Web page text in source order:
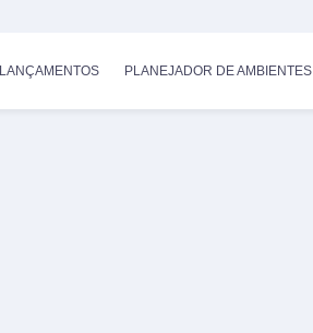
LANÇAMENTOS PLANEJADOR DE AMBIENTES